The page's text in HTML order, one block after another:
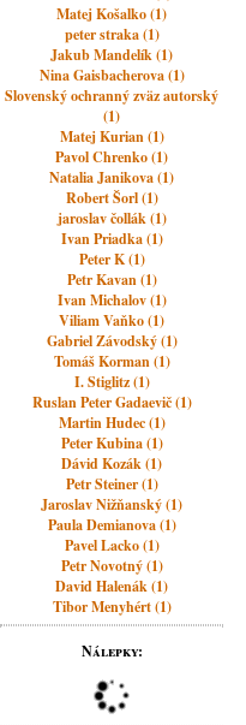
Matej Košalko (1)
peter straka (1)
Jakub Mandelík (1)
Nina Gaisbacherova (1)
Slovenský ochranný zväz autorský
(1)
Matej Kurian (1)
Pavol Chrenko (1)
Natalia Janikova (1)
Robert Šorl (1)
jaroslav čollák (1)
Ivan Priadka (1)
Peter K (1)
Petr Kavan (1)
Ivan Michalov (1)
Viliam Vaňko (1)
Gabriel Závodský (1)
Tomáš Korman (1)
I. Stiglitz (1)
Ruslan Peter Gadaevič (1)
Martin Hudec (1)
Peter Kubina (1)
Dávid Kozák (1)
Petr Steiner (1)
Jaroslav Nižňanský (1)
Paula Demianova (1)
Pavel Lacko (1)
Petr Novotný (1)
David Halenák (1)
Tibor Menyhért (1)
Nálepky: